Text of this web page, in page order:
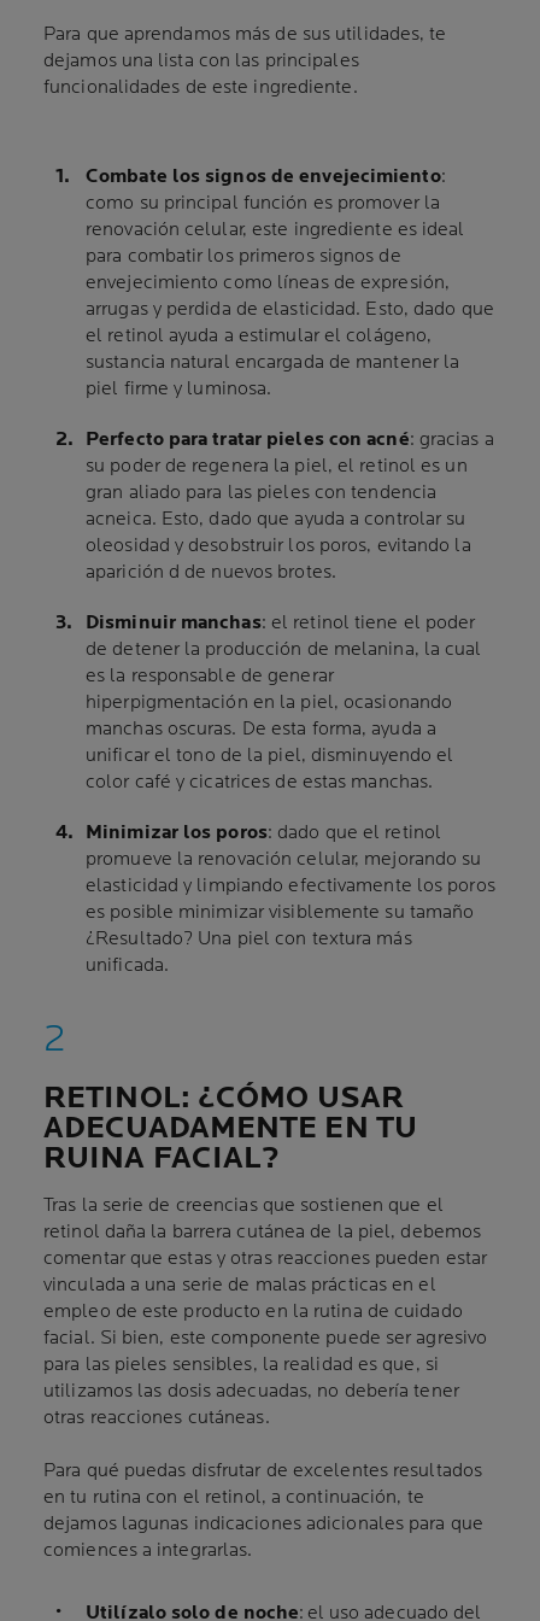
Para que aprendamos más de sus utilidades, te
dejamos una lista con las principales
funcionalidades de este ingrediente.
Combate los signos de envejecimiento:
como su principal función es promover la
renovación celular, este ingrediente es ideal
para combatir los primeros signos de
envejecimiento como líneas de expresión,
arrugas y perdida de elasticidad. Esto, dado que
el retinol ayuda a estimular el colágeno,
sustancia natural encargada de mantener la
piel firme y luminosa.
Perfecto para tratar pieles con acné: gracias a
su poder de regenera la piel, el retinol es un
gran aliado para las pieles con tendencia
acneica. Esto, dado que ayuda a controlar su
oleosidad y desobstruir los poros, evitando la
aparición d de nuevos brotes.
Disminuir manchas: el retinol tiene el poder
de detener la producción de melanina, la cual
es la responsable de generar
hiperpigmentación en la piel, ocasionando
manchas oscuras. De esta forma, ayuda a
unificar el tono de la piel, disminuyendo el
color café y cicatrices de estas manchas.
Minimizar los poros: dado que el retinol
promueve la renovación celular, mejorando su
elasticidad y limpiando efectivamente los poros
es posible minimizar visiblemente su tamaño
¿Resultado? Una piel con textura más
unificada.
RETINOL: ¿CÓMO USAR
ADECUADAMENTE EN TU
RUINA FACIAL?
Tras la serie de creencias que sostienen que el
retinol daña la barrera cutánea de la piel, debemos
comentar que estas y otras reacciones pueden estar
vinculada a una serie de malas prácticas en el
empleo de este producto en la rutina de cuidado
facial. Si bien, este componente puede ser agresivo
para las pieles sensibles, la realidad es que, si
utilizamos las dosis adecuadas, no debería tener
otras reacciones cutáneas.
Para qué puedas disfrutar de excelentes resultados
en tu rutina con el retinol, a continuación, te
dejamos lagunas indicaciones adicionales para que
comiences a integrarlas.
Utilízalo solo de noche: el uso adecuado del